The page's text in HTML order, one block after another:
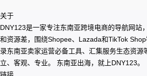
关于
DNY123是一家专注东南亚跨境电商的导航网站
和资源差，围绕Shopee、Lazada和TikTok
录东南亚卖家运营必备工具、汇集服务生态资源
立、客观、专业。 东南亚出海，就上DNY123。